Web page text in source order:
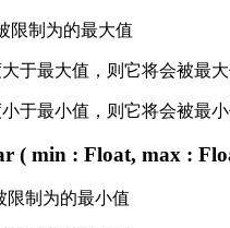
限制为的最大值
于最大值，则它将会被最大
于最小值，则它将会被最小
( min : Float, max :
限制为的最小值